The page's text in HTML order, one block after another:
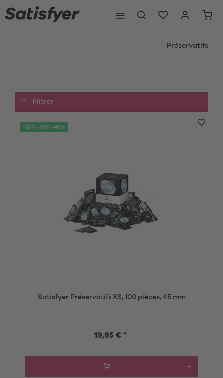
Préservatifs
Filtrer
-20% -30% -40%
Satisfyer Préservatifs XS, 100 pièces, 45 mm
19,95 € *